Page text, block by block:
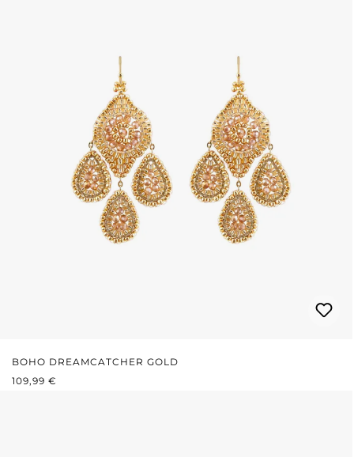
BOHO DREAMCATCHER GOLD
REGULÄRER PREIS:
109,99 €